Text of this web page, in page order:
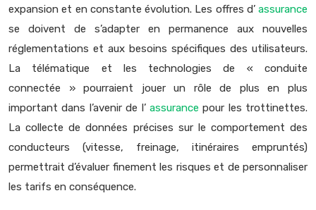
expansion et en constante évolution. Les offres d’ assurance
se doivent de s’adapter en permanence aux nouvelles
réglementations et aux besoins spécifiques des utilisateurs.
La télématique et les technologies de « conduite
connectée » pourraient jouer un rôle de plus en plus
important dans l’avenir de l’ assurancepour les trottinettes.
La collecte de données précises sur le comportement des
conducteurs (vitesse, freinage, itinéraires empruntés)
permettrait d’évaluer finement les risques et de personnaliser
les tarifs en conséquence.